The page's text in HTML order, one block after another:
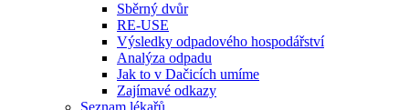
Sběrný dvůr
RE-USE
Výsledky odpadového hospodářství
Analýza odpadu
Jak to v Dačicích umíme
Zajímavé odkazy
Seznam lékařů